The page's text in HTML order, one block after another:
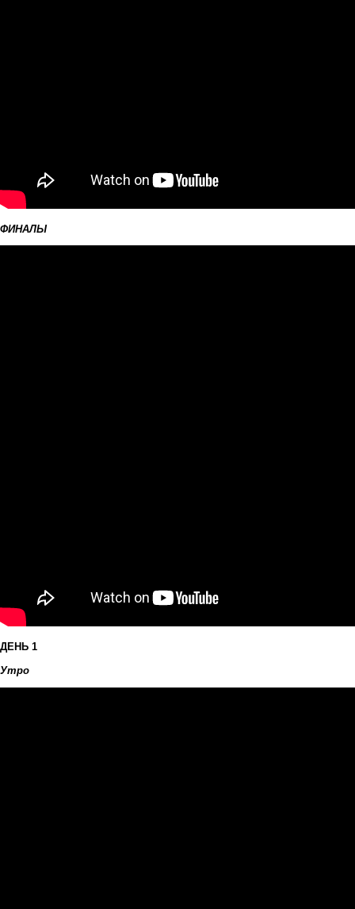
ФИНАЛЫ
ДЕНЬ 1
Утро